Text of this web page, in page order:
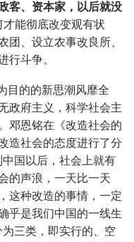
客、资本家，以后就没
才能彻底改变观有状
团、设立农事改良所、
行斗争。
目的的新思潮风靡全
政府主义，科学社会主
邓恩铭在《改造社会的
造社会的态度进行了分
国以后，社会上就有
的声浪，一天比一天
这种改造的事情，一定
乎是我们中国的一线生
三类，即实行的、空